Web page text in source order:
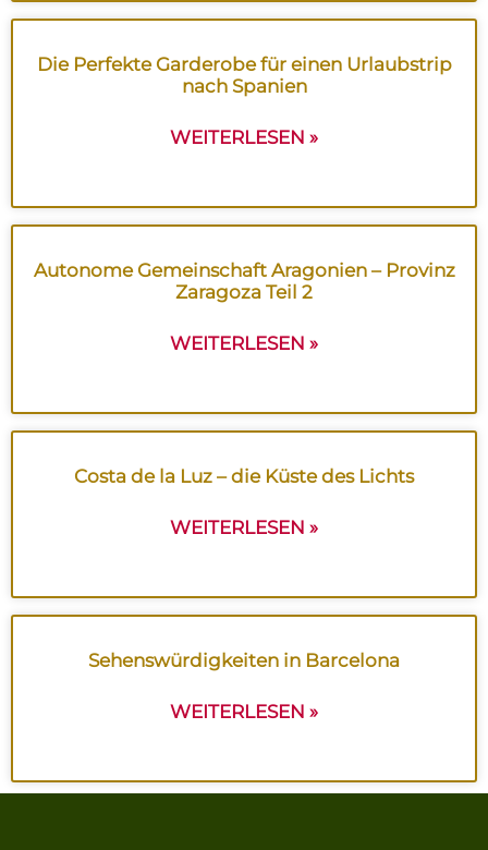
Die Perfekte Garderobe für einen Urlaubstrip
nach Spanien
WEITERLESEN »
Autonome Gemeinschaft Aragonien – Provinz
Zaragoza Teil 2
WEITERLESEN »
Costa de la Luz – die Küste des Lichts
WEITERLESEN »
Sehenswürdigkeiten in Barcelona
WEITERLESEN »